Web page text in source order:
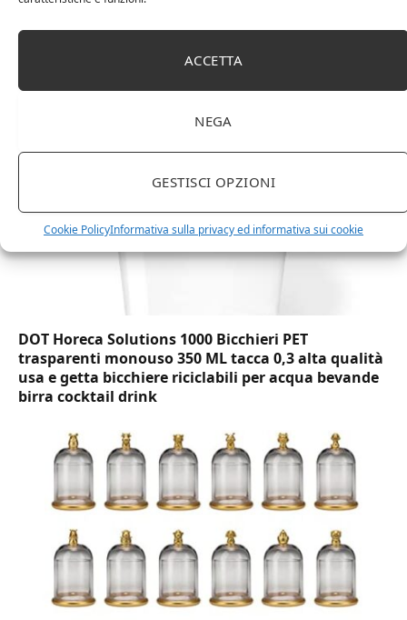
ACCETTA
NEGA
GESTISCI OPZIONI
Cookie PolicyInformativa sulla privacy ed informativa sui cookie
(Lu x La x A), effetto quercia(In precedenza
marchio Movian)
DOT Horeca Solutions 1000 Bicchieri PET
trasparenti monouso 350 ML tacca 0,3 alta qualità
usa e getta bicchiere riciclabili per acqua bevande
birra cocktail drink